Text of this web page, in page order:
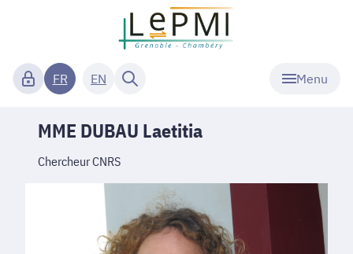
Menu
FR EN
MME DUBAU Laetitia
Chercheur CNRS